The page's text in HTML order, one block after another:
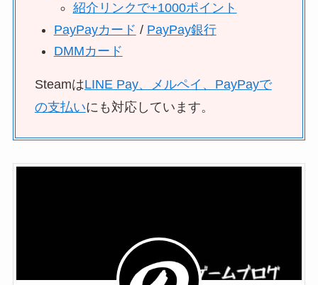
紹介リンクで+1000ポイント
PayPayカード / PayPay銀行
DMMカード
SteamはLINE Pay、メルペイ、PayPayで
の支払いにも対応しています。